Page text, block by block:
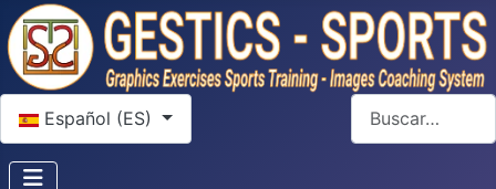
Seleccione su idioma
Español (ES)
Buscar